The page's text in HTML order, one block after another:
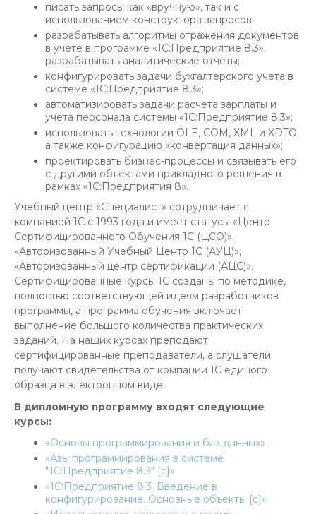
писать запросы как «вручную», так и с
использованием конструктора запросов;
разрабатывать алгоритмы отражения документов
в учете в программе «1С:Предприятие 8.3»,
разрабатывать аналитические отчеты;
конфигурировать задачи бухгалтерского учета в
системе «1С:Предприятие 8.3»;
автоматизировать задачи расчета зарплаты и
учета персонала системы «1С:Предприятие 8.3»;
использовать технологии OLE, COM, XML и XDTO,
а также конфигурацию «конвертация данных»;
проектировать бизнес-процессы и связывать его
с другими объектами прикладного решения в
рамках «1С:Предприятия 8».
Учебный центр «Специалист» сотрудничает с
компанией 1С с 1993 года и имеет статусы «Центр
Сертифицированного Обучения 1С (ЦСО)»,
«Авторизованный Учебный Центр 1С (АУЦ)»,
«Авторизованный центр сертификации (АЦС)».
Сертифицированные курсы 1С созданы по методике,
полностью соответствующей идеям разработчиков
программы, а программа обучения включает
выполнение большого количества практических
заданий. На наших курсах преподают
сертифицированные преподаватели, а слушатели
получают свидетельства от компании 1С единого
образца в электронном виде.
В дипломную программу входят следующие
курсы:
«Основы программирования и баз данных»
«Азы программирования в системе
"1С:Предприятие 8.3" [c]»
«1С:Предприятие 8.3. Введение в
конфигурирование. Основные объекты [c]»